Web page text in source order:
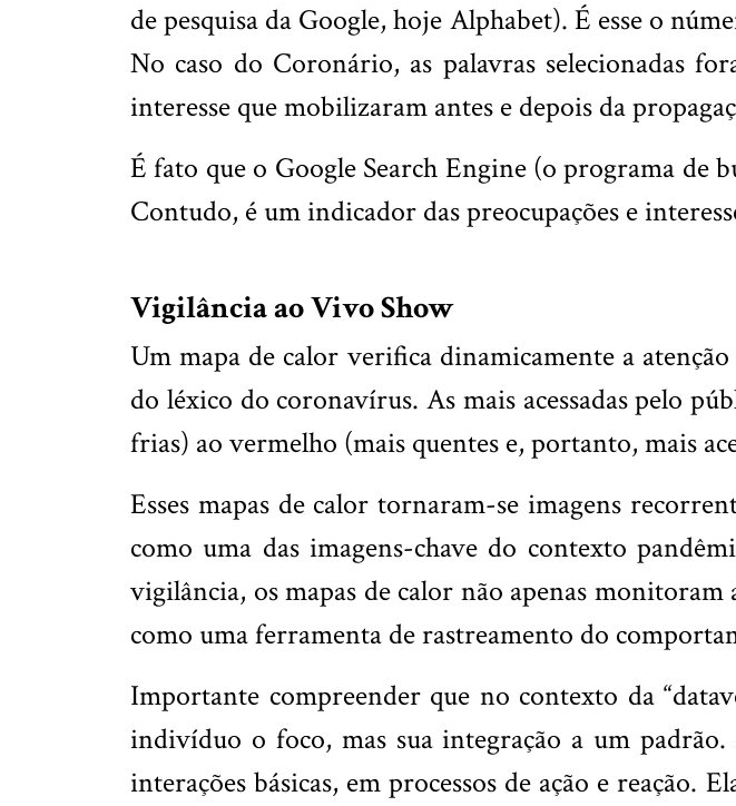
de pesquisa da Google, hoje Alphabet). É esse o
No caso do Coronário, as palavras selecionadas
interesse que mobilizaram antes e depois da
É fato que o Google Search Engine (o programa de
Contudo, é um indicador das preocupações e
Vigilância ao Vivo Show
Um mapa de calor verifica dinamicamente a
do léxico do coronavírus. As mais acessadas pelo
frias) ao vermelho (mais quentes e, portanto, mais
Esses mapas de calor tornaram-se imagens
como uma das imagens-chave do contexto
vigilância, os mapas de calor não apenas
como uma ferramenta de rastreamento do
Importante compreender que no contexto da
indivíduo o foco, mas sua integração a um
interações básicas, em processos de ação e